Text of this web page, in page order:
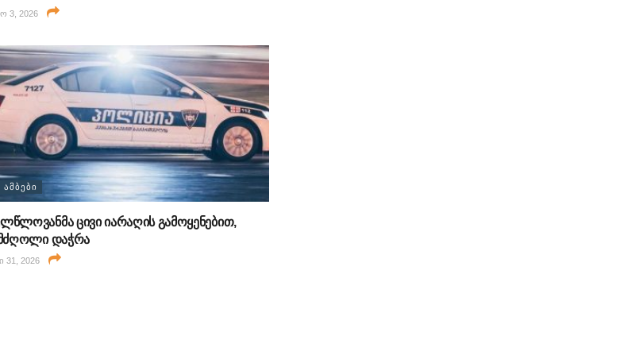
3, 2026
ცივი იარაღის გამოყენებით,
მძღოლი დაჭრა
31, 2026